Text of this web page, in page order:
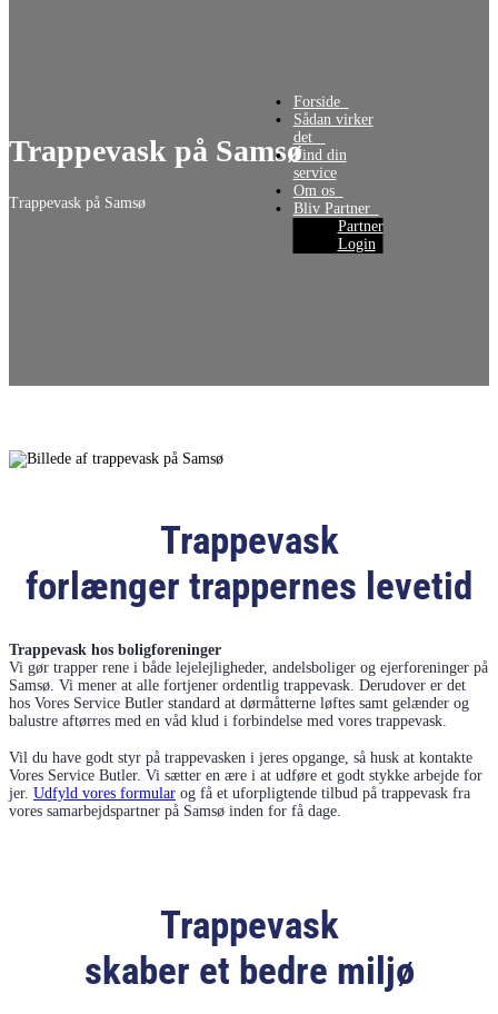
Sådan virker
Find din
service‏‏‎
Partner
Login
Trappevask på Samsø
Trappevask på Samsø
Trappevask
forlænger trappernes levetid
Trappevask hos boligforeninger
Vi gør trapper rene i både lejelejligheder, andelsboliger og ejerforeninger på
Samsø. Vi mener at alle fortjener ordentlig trappevask. Derudover er det
hos Vores Service Butler standard at dørmåtterne løftes samt gelænder og
balustre aftørres med en våd klud i forbindelse med vores trappevask.
Vil du have godt styr på trappevasken i jeres opgange, så husk at kontakte
Vores Service Butler. Vi sætter en ære i at udføre et godt stykke arbejde for
jer. Udfyld vores formular og få et uforpligtende tilbud på trappevask fra
vores samarbejdspartner på Samsø inden for få dage.
Trappevask
skaber et bedre miljø